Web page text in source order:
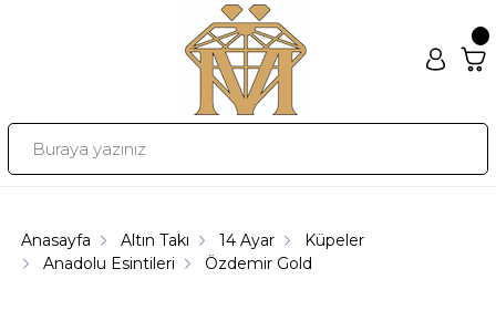
Anasayfa Altın Takı 14 Ayar
Küpeler
Anadolu Esintileri
Özdemir Gold